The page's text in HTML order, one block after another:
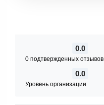
0.0
0 подтвержденных отзывов
0.0
Уровень организации